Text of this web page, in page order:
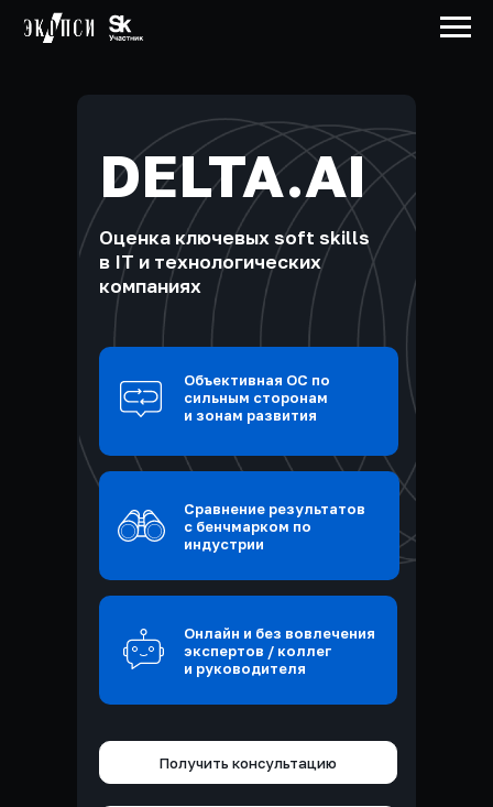
Оценка ключевых soft skills
в IT и технологических
компаниях
DELTA.AI
Сравнение результатов
с бенчмарком по
индустрии
Объективная ОС по
сильным сторонам
и зонам развития
Онлайн и без вовлечения
экспертов / коллег
и руководителя
Получить консультацию